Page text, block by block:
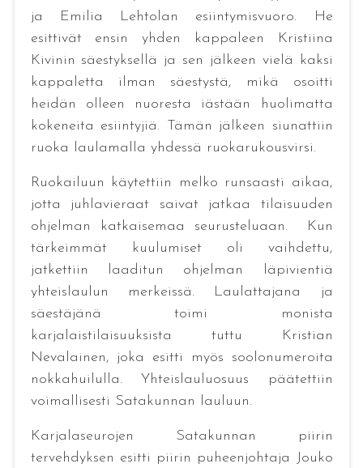
ja Emilia Lehtolan esiintymisvuoro. He
esittivät ensin yhden kappaleen Kristiina
Kivinin säestyksellä ja sen jälkeen vielä kaksi
kappaletta ilman säestystä, mikä osoitti
heidän olleen nuoresta iästään huolimatta
kokeneita esiintyjiä. Tämän jälkeen siunattiin
ruoka laulamalla yhdessä ruokarukousvirsi.
Ruokailuun käytettiin melko runsaasti aikaa,
jotta juhlavieraat saivat jatkaa tilaisuuden
ohjelman katkaisemaa seurusteluaan. Kun
tärkeimmät kuulumiset oli vaihdettu,
jatkettiin laaditun ohjelman läpivientiä
yhteislaulun merkeissä. Laulattajana ja
säestäjänä toimi monista
karjalaistilaisuuksista tuttu Kristian
Nevalainen, joka esitti myös soolonumeroita
nokkahuilulla. Yhteislauluosuus päätettiin
voimallisesti Satakunnan lauluun.
Karjalaseurojen Satakunnan piirin
tervehdyksen esitti piirin puheenjohtaja Jouko